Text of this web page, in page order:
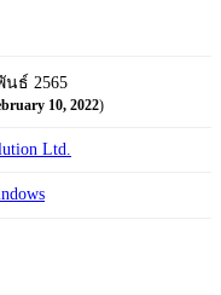
ธ์ 2565
10, 2022)
Ltd.